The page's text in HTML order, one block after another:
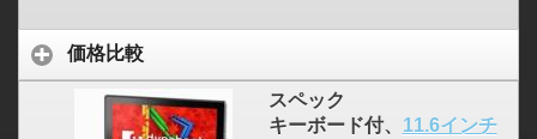
価格比較
スペック
キーボード付、 11.6インチ